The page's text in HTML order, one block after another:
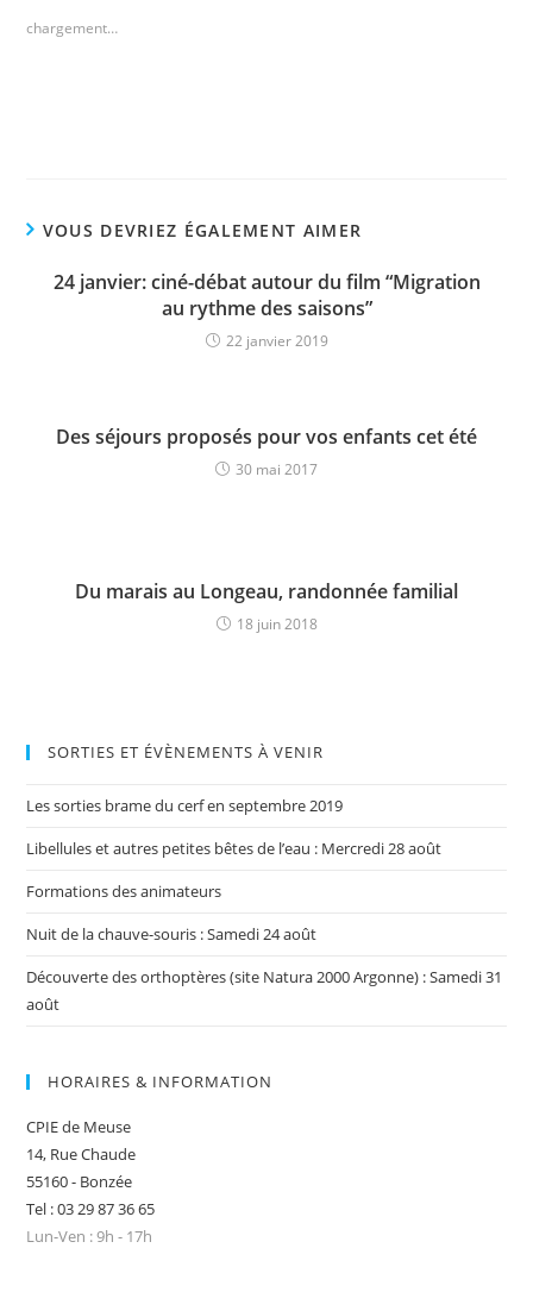
chargement…
VOUS DEVRIEZ ÉGALEMENT AIMER
24 janvier: ciné-débat autour du film “Migration
au rythme des saisons”
22 janvier 2019
Des séjours proposés pour vos enfants cet été
30 mai 2017
Du marais au Longeau, randonnée familial
18 juin 2018
SORTIES ET ÉVÈNEMENTS À VENIR
Les sorties brame du cerf en septembre 2019
Libellules et autres petites bêtes de l’eau : Mercredi 28 août
Formations des animateurs
Nuit de la chauve-souris : Samedi 24 août
Découverte des orthoptères (site Natura 2000 Argonne) : Samedi 31
août
HORAIRES & INFORMATION
CPIE de Meuse
14, Rue Chaude
55160 - Bonzée
Tel : 03 29 87 36 65
Lun-Ven : 9h - 17h